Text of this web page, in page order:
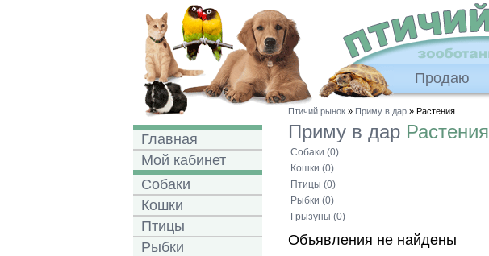
Продаю
Главная
Мой кабинет
Собаки
Кошки
Птицы
Рыбки
Птичий рынок » Приму в дар » Растения
Приму в дар Растения
Собаки (0)
Кошки (0)
Птицы (0)
Рыбки (0)
Грызуны (0)
Объявления не найдены